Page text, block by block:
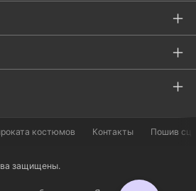
костюмов Контакты Пошив
защищены.